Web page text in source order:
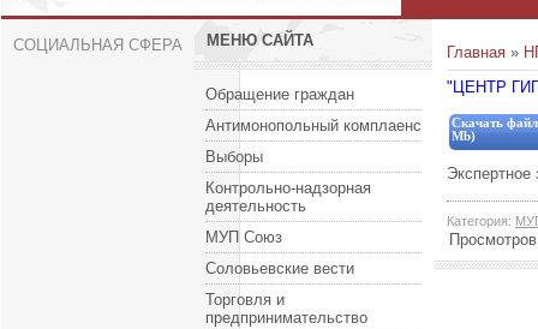
СОЦИАЛЬНАЯ СФЕРА МЕНЮ САЙТА
Обращение граждан
Антимонопольный комплаенс
Выборы
Контрольно-надзорная
деятельность
МУП Союз
Соловьевские вести
Торговля и
предпринимательство
Главная »
"ЦЕНТР
Скачать
Mb)
Экспертное
Категория:
Просмотров